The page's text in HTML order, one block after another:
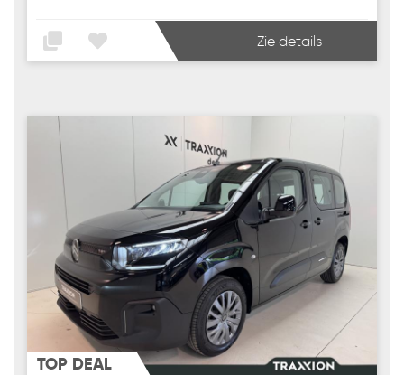
Zie details
TOP DEAL